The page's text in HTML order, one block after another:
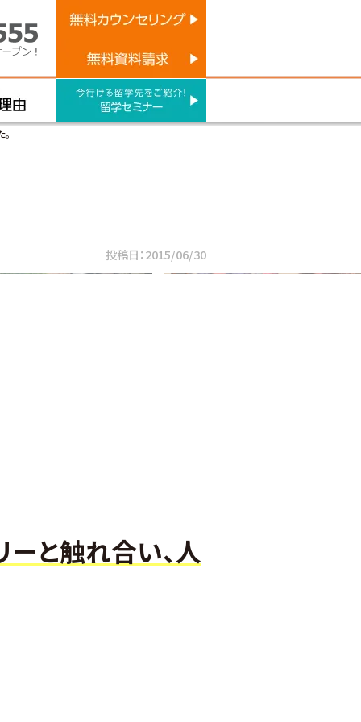
投稿日：2015/06/30
と触れ合い、人